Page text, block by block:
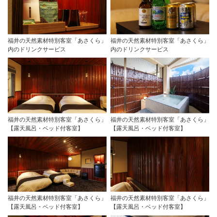
福井の天然素材特別客室「あさくら」
内のドリンクサービス
福井の天然素材特別客室「あさくら」
内のドリンクサービス
福井の天然素材特別客室「あさくら」
【露天風呂・ベッド付客室】
福井の天然素材特別客室「あさくら」
【露天風呂・ベッド付客室】
福井の天然素材特別客室「あさくら」
【露天風呂・ベッド付客室】
福井の天然素材特別客室「あさくら」
【露天風呂・ベッド付客室】